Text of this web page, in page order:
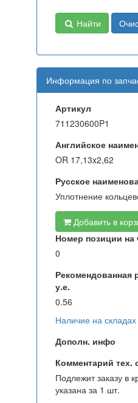
Найти
Информация по
Артикул
711230600P1
Английское
OR 17,13x2,62
Русское
Уплотнение
Добавить в
Номер позиции на
0
Рекомендованная
у.е.
0.56
Наличие на
Дополн. инфо
Комментарий тех.
Подлежит заказу в
указана за 1 шт.